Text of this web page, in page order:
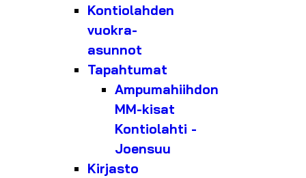
Kontiolahden
vuokra-
asunnot
Tapahtumat
Ampumahiihdon
MM-kisat
Kontiolahti -
Joensuu
Kirjasto